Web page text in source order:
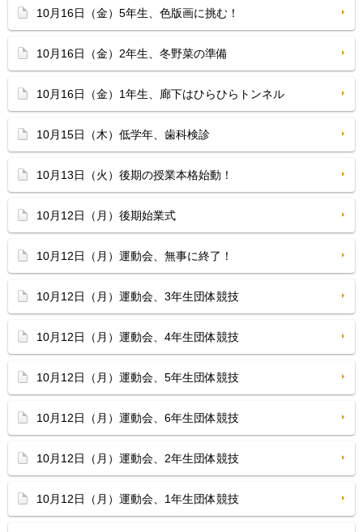
10月16日（金）5年生、色版画に挑む！
10月16日（金）2年生、冬野菜の準備
10月16日（金）1年生、廊下はひらひらトンネル
10月15日（木）低学年、歯科検診
10月13日（火）後期の授業本格始動！
10月12日（月）後期始業式
10月12日（月）運動会、無事に終了！
10月12日（月）運動会、3年生団体競技
10月12日（月）運動会、4年生団体競技
10月12日（月）運動会、5年生団体競技
10月12日（月）運動会、6年生団体競技
10月12日（月）運動会、2年生団体競技
10月12日（月）運動会、1年生団体競技